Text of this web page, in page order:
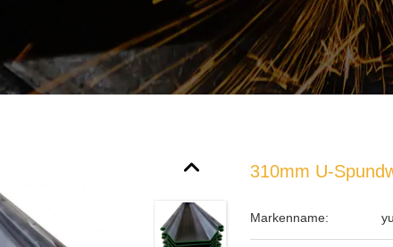
310mm U-
Markenname: